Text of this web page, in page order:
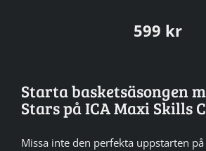
599 kr
Starta basketsäsongen
Stars på ICA Maxi Skills
Missa inte den perfekta uppstarten